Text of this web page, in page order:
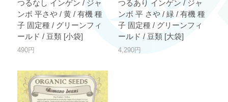
つるなし インゲン / ジャ
ンボ 平さや / 黄 / 有機 種
子 固定種 / グリーンフィ
ールド / 豆類 [小袋]
490円
つるあり インゲン / ジャ
ンボ 平 さや / 緑 / 有機 種
子 固定種 / グリーンフィ
ールド / 豆類 [大袋]
4,290円